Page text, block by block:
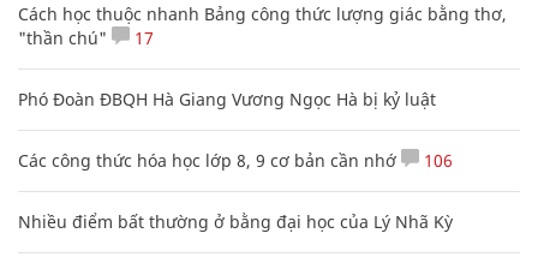
Cách học thuộc nhanh Bảng công thức lượng giác bằng thơ,
"thần chú"
17
Phó Đoàn ĐBQH Hà Giang Vương Ngọc Hà bị kỷ luật
Các công thức hóa học lớp 8, 9 cơ bản cần nhớ 106
Nhiều điểm bất thường ở bằng đại học của Lý Nhã Kỳ